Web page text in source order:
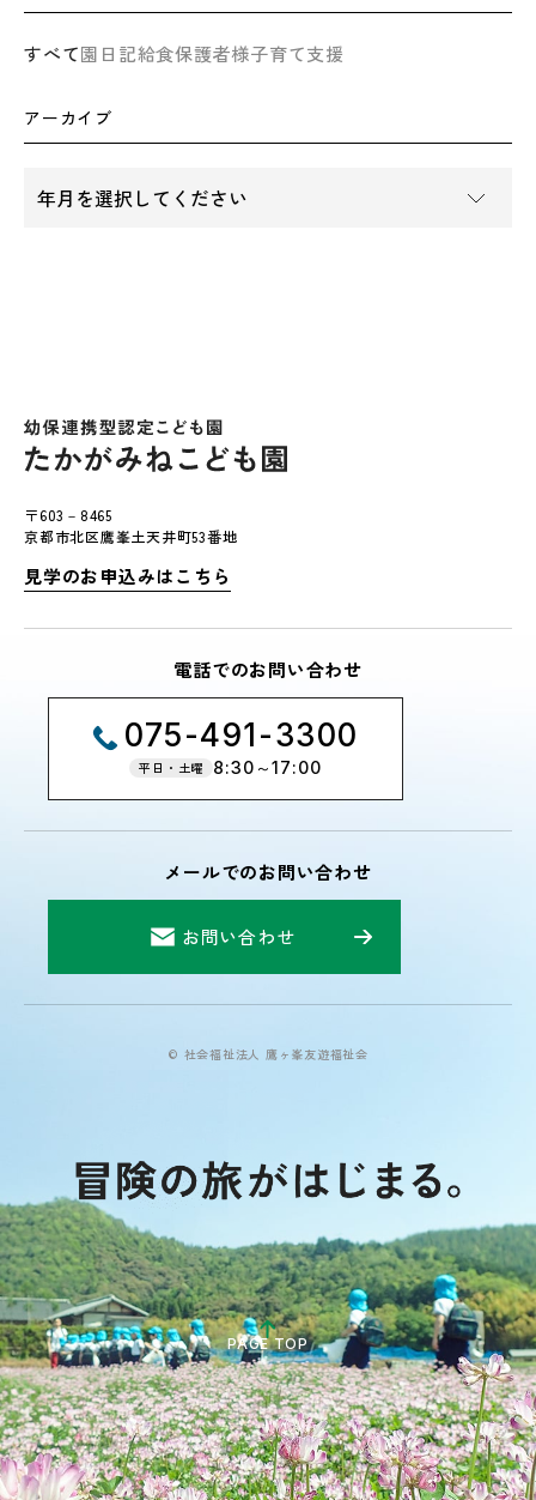
すべて園日記給食保護者様子育て支援
アーカイブ
〒603－8465
京都市北区鷹峯土天井町53番地
見学のお申込みはこちら
電話でのお問い合わせ
075-491-3300
平日・土曜 8:30～17:00
メールでのお問い合わせ
お問い合わせ
© 社会福祉法人 鷹ヶ峯友遊福祉会
PAGE TOP